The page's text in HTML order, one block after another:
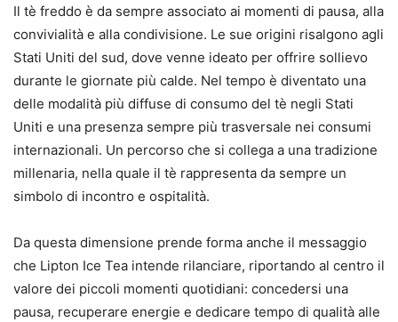
Il tè freddo è da sempre associato ai momenti di pausa, alla
convivialità e alla condivisione. Le sue origini risalgono agli
Stati Uniti del sud, dove venne ideato per offrire sollievo
durante le giornate più calde. Nel tempo è diventato una
delle modalità più diffuse di consumo del tè negli Stati
Uniti e una presenza sempre più trasversale nei consumi
internazionali. Un percorso che si collega a una tradizione
millenaria, nella quale il tè rappresenta da sempre un
simbolo di incontro e ospitalità.
Da questa dimensione prende forma anche il messaggio
che Lipton Ice Tea intende rilanciare, riportando al centro il
valore dei piccoli momenti quotidiani: concedersi una
pausa, recuperare energie e dedicare tempo di qualità alle